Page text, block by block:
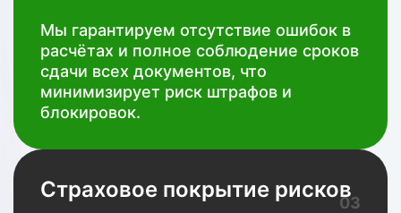
Мы гарантируем отсутствие ошибок в
расчётах и полное соблюдение сроков
сдачи всех документов, что
минимизирует риск штрафов и
блокировок.
Страховое покрытие рисков
03